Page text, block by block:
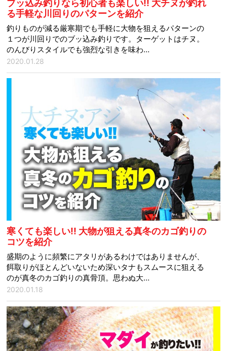
ブッ込み釣りなら初心者も楽しい!! 大チヌが釣れ
る手軽な川回りのパターンを紹介
釣りものが減る厳寒期でも手軽に大物を狙えるパターンの
１つが川回りでのブッ込み釣りです。ターゲットはチヌ。
のんびりスタイルでも強烈な引きを味わ…
2020.01.28
寒くても楽しい!! 大物が狙える真冬のカゴ釣りの
コツを紹介
盛期のように頻繁にアタリがあるわけではありませんが、
餌取りがほとんどいないため深いタナもスムースに狙える
のが真冬のカゴ釣りの真骨頂。思わぬ大…
2020.01.18